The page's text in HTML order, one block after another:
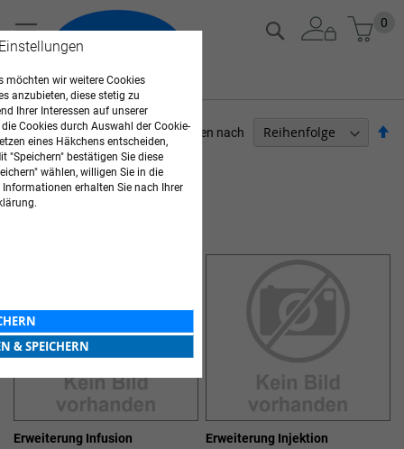
Zum
Inhalt
0
Suche
Artikel1-12von19
Sortieren nach
Erweiterung Infusion Erweiterung Injektion
ARZTBEDARF
möchten wir weitere Cookies
anzubieten, diese stetig zu
Ihrer Interessen auf unserer
Cookies durch Auswahl der Cookie-
eines Häkchens entscheiden,
"Speichern" bestätigen Sie diese
wählen, willigen Sie in die
erhalten Sie nach Ihrer
& SPEICHERN